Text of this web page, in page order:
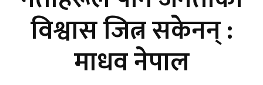
विश्वास जित्न सकेनन् :
माधव नेपाल